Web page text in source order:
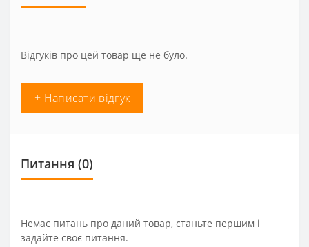
Відгуків про цей товар ще не було.
+ Написати відгук
Питання (0)
Немає питань про даний товар, станьте першим і
задайте своє питання.